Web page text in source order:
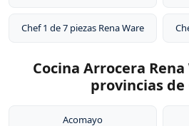
Chef 1 de 7 piezas Rena Ware
Cocina Arrocera
provincias de
Acomayo